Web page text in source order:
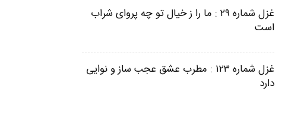
غزل شماره ۲۹ : ما را ز خیال تو چه پروای شراب
است
غزل شماره ۱۲۳ : مطرب عشق عجب ساز و نوایی
دارد